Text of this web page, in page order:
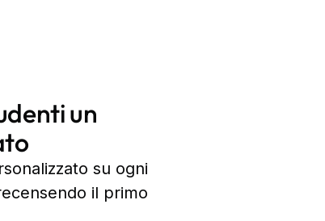
un
su ogni
il primo